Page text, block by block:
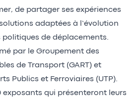
de partager ses expériences
adaptées à l’évolution
politiques de déplacements.
par le Groupement des
de Transport (GART) et
Publics et Ferroviaires (UTP).
exposants qui présenteront leurs